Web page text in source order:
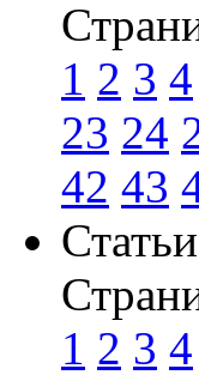
1 2 3 4
23 24
42 43
Статьи
1 2 3 4